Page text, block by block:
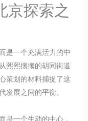
京探索之
是一个充满活力的中
熙熙攘攘的胡同街道
策划的材料捕捉了这
发展之间的平衡。
是一个生动的中心，